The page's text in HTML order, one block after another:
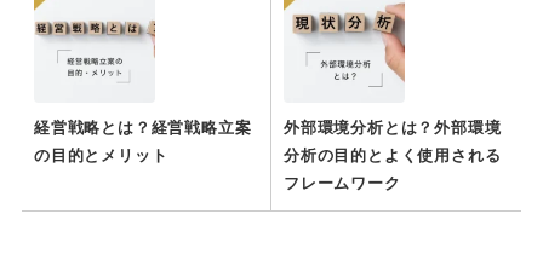
経営戦略とは？経営戦略立案
の目的とメリット
外部環境分析とは？外部環境
分析の目的とよく使用される
フレームワーク